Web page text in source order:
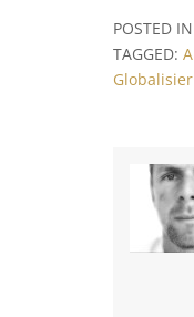
t
r
a
i
o
u
POSTED
TAGGED: